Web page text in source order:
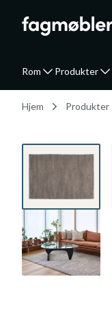
Rom Produkter
Hjem Produkter